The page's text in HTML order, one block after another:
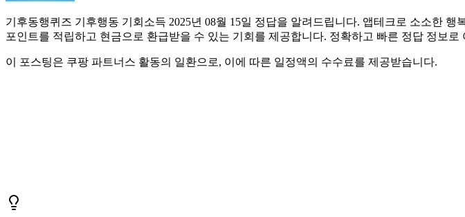
기후동행퀴즈 기후행동 기회소득 2025년 08월 15일 정답을 알려드립니다. 앱테크로 소소한
포인트를 적립하고 현금으로 환급받을 수 있는 기회를 제공합니다. 정확하고 빠른 정답 정보
이 포스팅은 쿠팡 파트너스 활동의 일환으로, 이에 따른 일정액의 수수료를 제공받습니다.